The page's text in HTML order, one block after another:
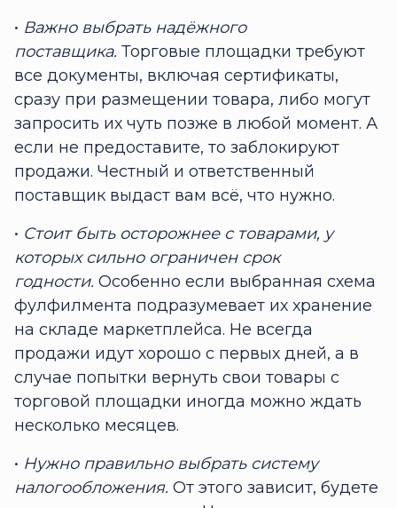
• Важно выбрать надёжного
поставщика. Торговые площадки требуют
все документы, включая сертификаты,
сразу при размещении товара, либо могут
запросить их чуть позже в любой момент. А
если не предоставите, то заблокируют
продажи. Честный и ответственный
поставщик выдаст вам всё, что нужно.
• Стоит быть осторожнее с товарами, у
которых сильно ограничен срок
годности. Особенно если выбранная схема
фулфилмента подразумевает их хранение
на складе маркетплейса. Не всегда
продажи идут хорошо с первых дней, а в
случае попытки вернуть свои товары с
торговой площадки иногда можно ждать
несколько месяцев.
• Нужно правильно выбрать систему
налогообложения. От этого зависит, будете